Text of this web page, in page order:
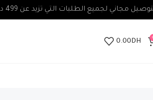
مجاني لجميع الطلبات التي تزيد عن 499 درهم، يجب أن تكون قيمة الطلب 100 درهم على الأقل.
0.00DH